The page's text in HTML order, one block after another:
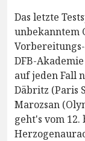
Das letzte
unbekanntem
DFB-
auf jeden Fall
Däbritz (Paris
Marozsan
geht's vom 12.